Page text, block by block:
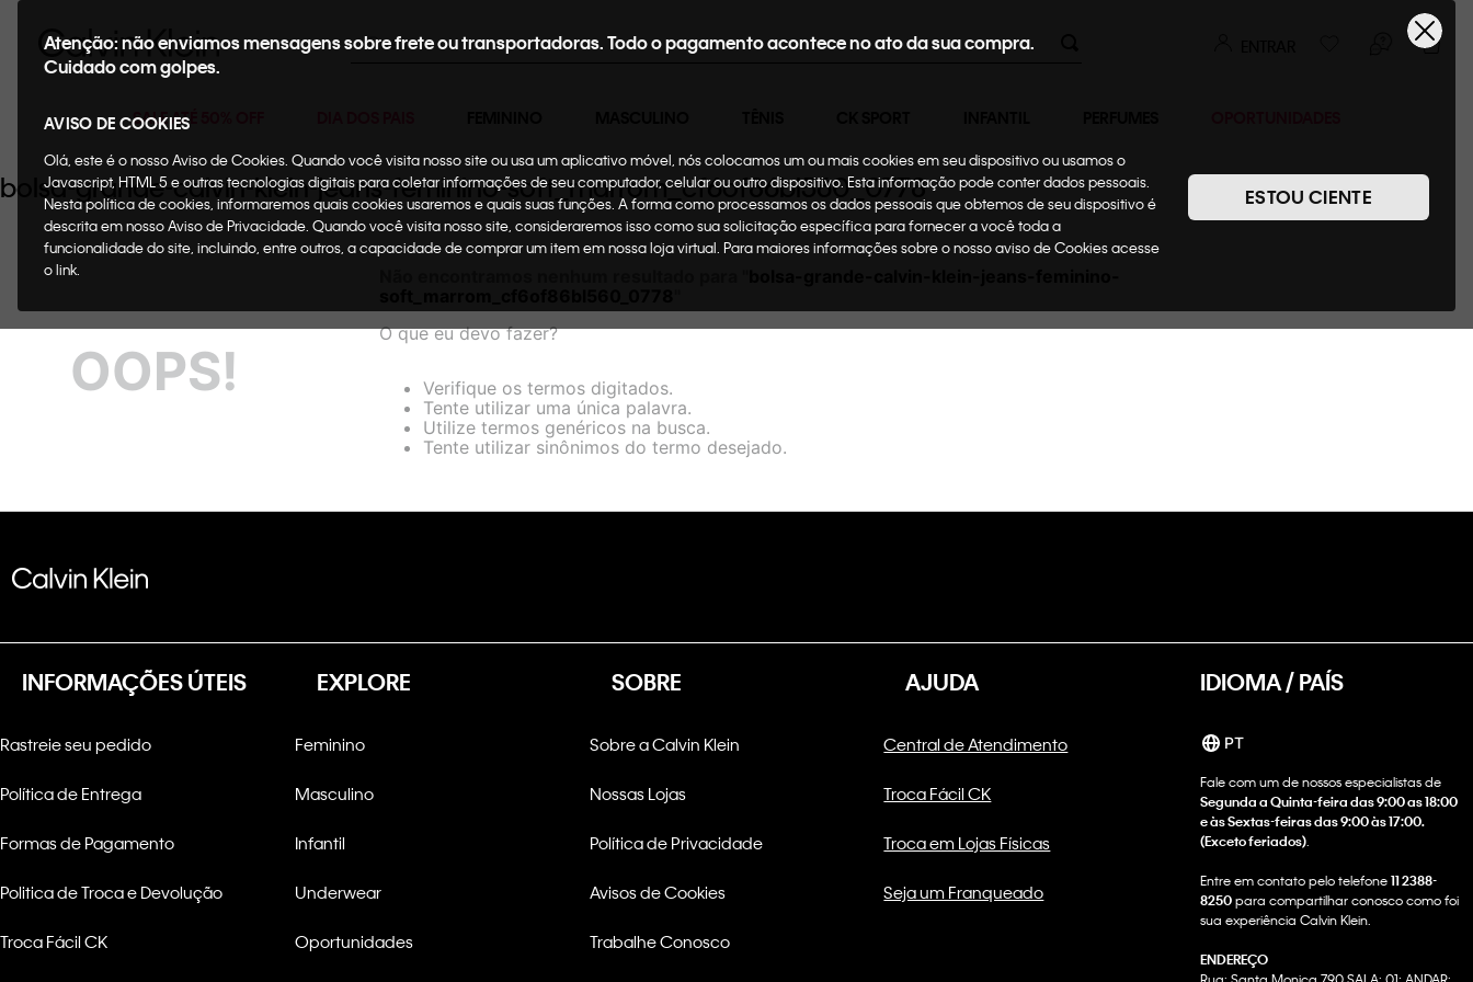
Buscar
SALE ATÉ 50% OFF
Atenção: não enviamos mensagens sobre frete ou transportadoras. Todo o pagamento acontece no ato da sua compra.
Cuidado com golpes.
AVISO DE COOKIES
Olá, este é o nosso Aviso de Cookies. Quando você visita nosso site ou usa um aplicativo móvel, nós colocamos um ou mais cookies em seu dispositivo ou usamos o
Javascript, HTML 5 e outras tecnologias digitais para coletar informações de seu computador, celular ou outro dispositivo. Esta informação pode conter dados pessoais.
Nesta política de cookies, informaremos quais cookies usaremos e quais suas funções. A forma como processamos os dados pessoais que obtemos de seu dispositivo é
descrita em nosso Aviso de Privacidade. Quando você visita nosso site, consideraremos isso como sua solicitação específica para fornecer a você toda a
funcionalidade do site, incluindo, entre outros, a capacidade de comprar um item em nossa loja virtual. Para maiores informações sobre o nosso aviso de Cookies acesse
o link.
ESTOU CIENTE
bolsa-grande-calvin-klein-jeans-feminino-soft_marrom_cf6of86bl560_0778
OOPS!
O que eu devo fazer?
Verifique os termos digitados.
Tente utilizar uma única palavra.
Utilize termos genéricos na busca.
Tente utilizar sinônimos do termo desejado.
INFORMAÇÕES ÚTEIS
Rastreie seu pedido
Política de Entrega
Formas de Pagamento
Politica de Troca e Devolução
Troca Fácil CK
EXPLORE
Feminino
Masculino
Infantil
Underwear
Oportunidades
SOBRE
Sobre a Calvin Klein
Nossas Lojas
Política de Privacidade
Avisos de Cookies
Trabalhe Conosco
AJUDA
Central de Atendimento
Troca Fácil CK
Troca em Lojas Físicas
Seja um Franqueado
IDIOMA / PAÍS
PT
Fale com um de nossos especialistas de
Segunda a Quinta-feira das 9:00 as 18:00
e às Sextas-feiras das 9:00 às 17:00.
(Exceto feriados)
Entre em contato pelo telefone11 2388-
8250para compartilhar conosco como foi
sua experiência Calvin Klein.
ENDEREÇO